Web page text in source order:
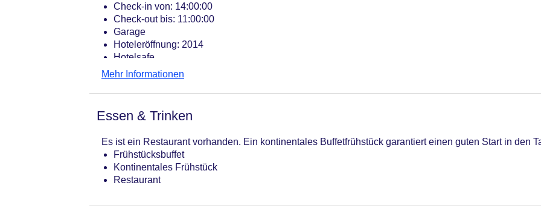
Check-in von: 14:00:00
Check-out bis: 11:00:00
Garage
Hoteleröffnung: 2014
Hotelsafe
WLAN/WiFi im Hotel
Anzahl der Aufzüge: 1
Gesamtanzahl der Zimmer: 238
Landeskategorie: 4 Sterne
Mehr Informationen
Essen & Trinken
Es ist ein Restaurant vorhanden. Ein kontinentales Buffetfrühstück garantiert einen guten Start in den
Frühstücksbuffet
Kontinentales Frühstück
Restaurant